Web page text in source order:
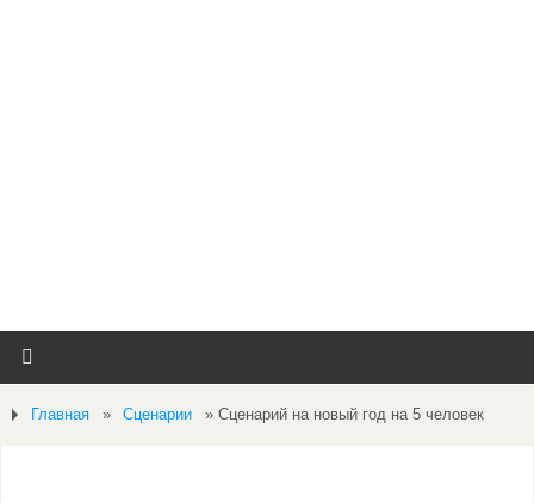
Главная » Сценарии » Сценарий на новый год на 5 человек